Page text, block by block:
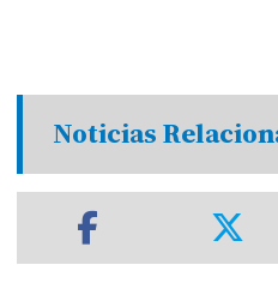
Noticias